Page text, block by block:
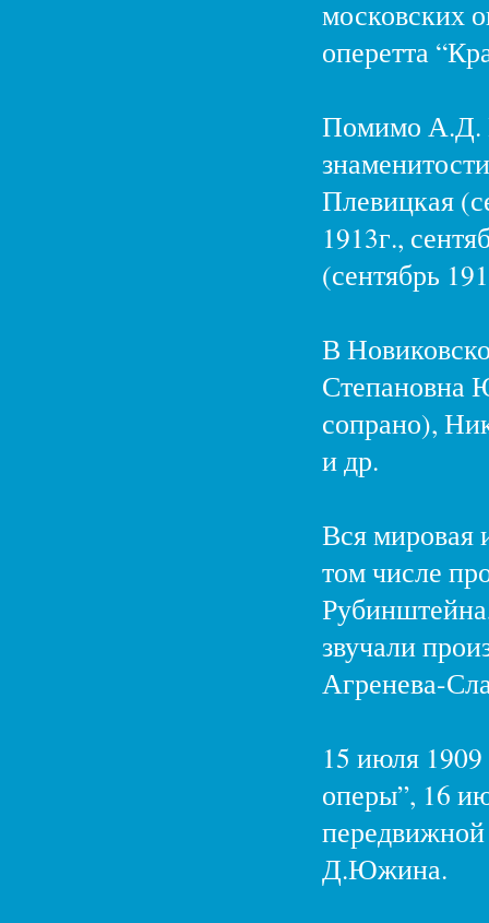
московских
оперетта
Помимо А.Д.
Плевицкая
1913г.,
(сентябрь
В
Степановна
сопрано),
и др.
Вся мировая
том числе
звучали
Агренева-
15 июля 1909
оперы”, 16
Д.Южина.